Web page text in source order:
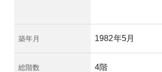
築年月 1982年5月
総階数 4階